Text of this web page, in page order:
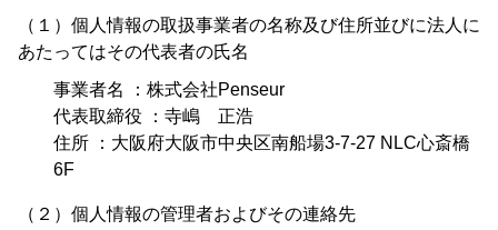
（１）個人情報の取扱事業者の名称及び住所並びに法人に
あたってはその代表者の氏名
事業者名 ：株式会社Penseur
代表取締役 ：寺嶋 正浩
住所 ：大阪府大阪市中央区南船場3-7-27 NLC心斎橋
6F
（２）個人情報の管理者およびその連絡先